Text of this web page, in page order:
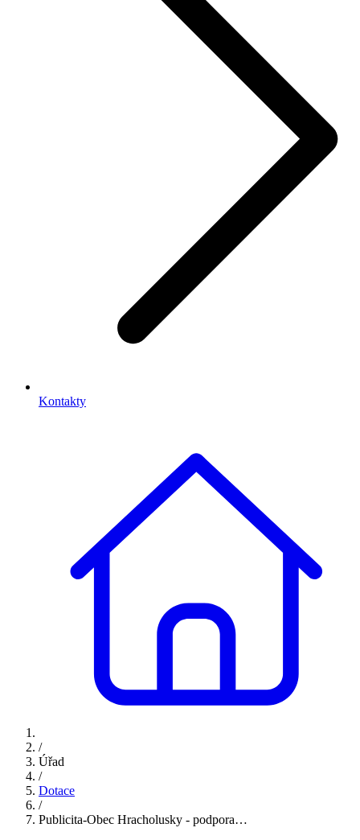
Kontakty
/
Úřad
/
Dotace
/
Publicita-Obec Hracholusky - podpora…